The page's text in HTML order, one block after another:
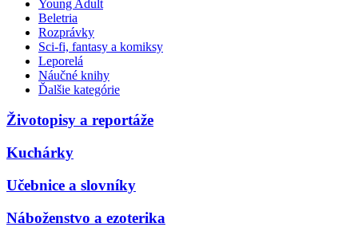
Young Adult
Beletria
Rozprávky
Sci-fi, fantasy a komiksy
Leporelá
Náučné knihy
Ďalšie kategórie
Životopisy a reportáže
Kuchárky
Učebnice a slovníky
Náboženstvo a ezoterika